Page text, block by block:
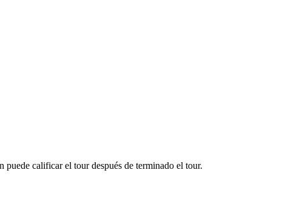
puede calificar el tour después de terminado el tour.